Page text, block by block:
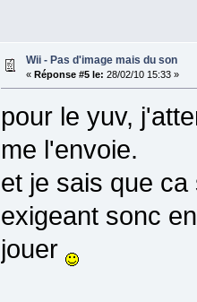
Wii - Pas d'image mais du son
« Réponse #5 le: 28/02/10 15:33 »
pour le yuv,
me l'envoie.
et je sais que
exigeant sonc
jouer